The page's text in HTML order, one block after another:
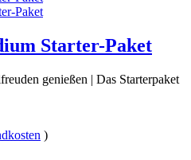
Starter-Paket
genießen | Das Starterpaket
)